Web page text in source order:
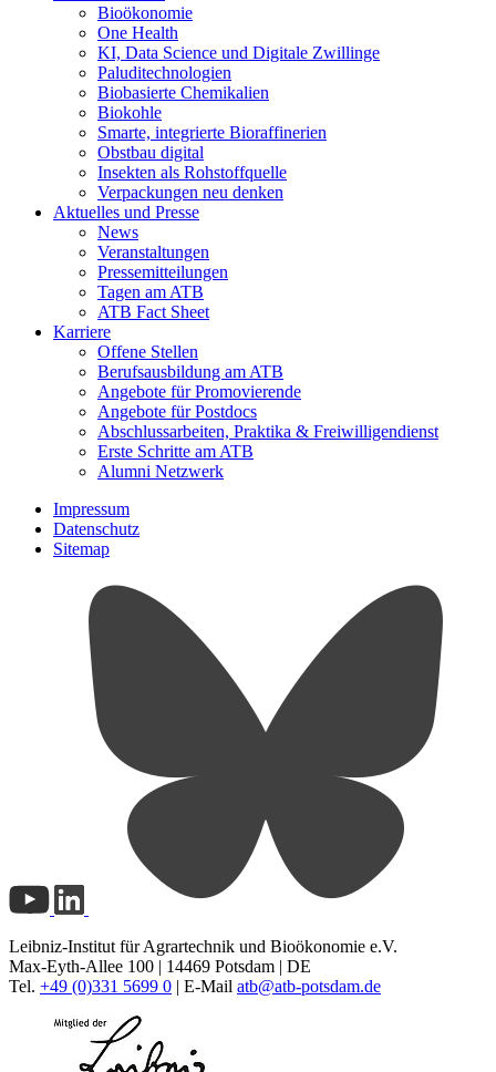
Bioökonomie
One Health
KI, Data Science und Digitale Zwillinge
Paluditechnologien
Biobasierte Chemikalien
Biokohle
Smarte, integrierte Bioraffinerien
Obstbau digital
Insekten als Rohstoffquelle
Verpackungen neu denken
Aktuelles und Presse
News
Veranstaltungen
Pressemitteilungen
Tagen am ATB
ATB Fact Sheet
Karriere
Offene Stellen
Berufsausbildung am ATB
Angebote für Promovierende
Angebote für Postdocs
Abschlussarbeiten, Praktika & Freiwilligendienst
Erste Schritte am ATB
Alumni Netzwerk
Impressum
Datenschutz
Sitemap
Leibniz-Institut für Agrartechnik und Bioökonomie e.V.
Max-Eyth-Allee 100 | 14469 Potsdam | DE
Tel. +49 (0)331 5699 0 | E-Mail atb@atb-potsdam.de